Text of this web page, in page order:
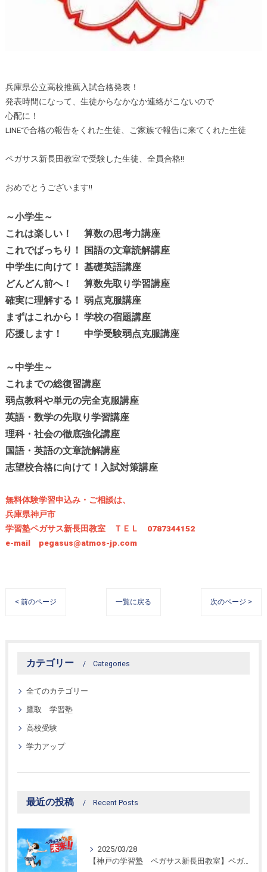
兵庫県公立高校推薦入試合格発表！
発表時間になって、生徒からなかなか連絡がこないので
心配に！
LINEで合格の報告をくれた生徒、ご家族で報告に来てくれた生徒
ペガサス新長田教室で受験した生徒、全員合格!!
おめでとうございます!!
～小学生～
これは楽しい！ 算数の思考力講座
これでばっちり！ 国語の文章読解講座
中学生に向けて！ 基礎英語講座
どんどん前へ！ 算数先取り学習講座
確実に理解する！ 弱点克服講座
まずはこれから！ 学校の宿題講座
応援します！ 中学受験弱点克服講座
～中学生～
これまでの総復習講座
弱点教科や単元の完全克服講座
英語・数学の先取り学習講座
理科・社会の徹底強化講座
国語・英語の文章読解講座
志望校合格に向けて！入試対策講座
無料体験学習申込み・ご相談は、
兵庫県神戸市
学習塾ペガサス新長田教室 ＴＥＬ 0787344152
e-mail pegasus@atmos-jp.com
< 前のページ 一覧に戻る 次のページ >
カテゴリー Categories
全てのカテゴリー
鷹取 学習塾
高校受験
学力アップ
最近の投稿 Recent Posts
2025/03/28
【神戸の学習塾 ペガサス新長田教室】ペガサス学習スタイル！